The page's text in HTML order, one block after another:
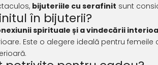
bijuteriile cu serafinit sunt
în bijuterii?
spirituale și a vindecării
Este o alegere ideală pentru